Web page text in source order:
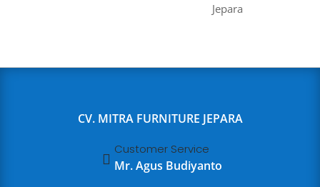
Jepara
CV. MITRA FURNITURE JEPARA

Customer Service
Mr. Agus Budiyanto